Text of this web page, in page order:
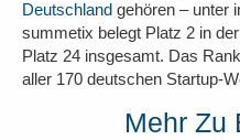
Deutschland gehören – unter
summetix belegt Platz 2 in
Platz 24 insgesamt. Das
aller 170 deutschen Startup-
Mehr Zu